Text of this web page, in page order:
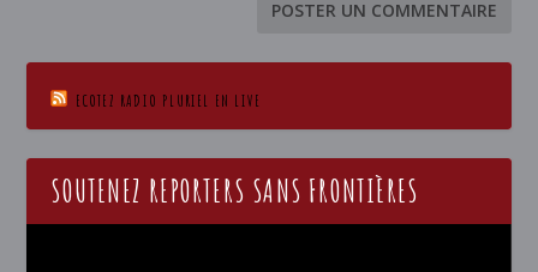
ECOTEZ RADIO PLURIEL EN LIVE
SOUTENEZ REPORTERS SANS FRONTIÈRES